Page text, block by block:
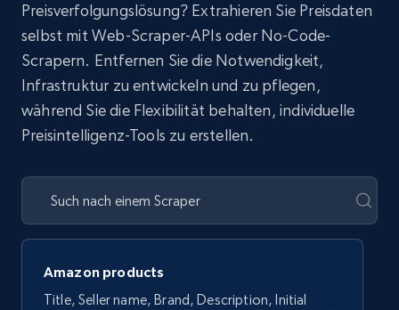
Preisverfolgungslösung? Extrahieren Sie Preisdaten
selbst mit Web-Scraper-APIs oder No-Code-
Scrapern. Entfernen Sie die Notwendigkeit,
Infrastruktur zu entwickeln und zu pflegen,
während Sie die Flexibilität behalten, individuelle
Preisintelligenz-Tools zu erstellen.
Amazon products
Title, Seller name, Brand, Description, Initial